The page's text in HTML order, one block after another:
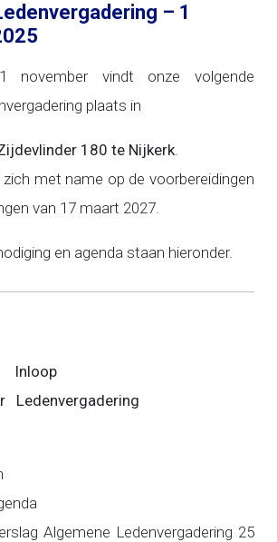
– 1
november vindt onze volgende
plaats in
180 te Nijkerk.
zich met name op de voorbereidingen
van 17 maart 2027.
en agenda staan hieronder.
Ledenvergadering
Algemene Ledenvergadering 25